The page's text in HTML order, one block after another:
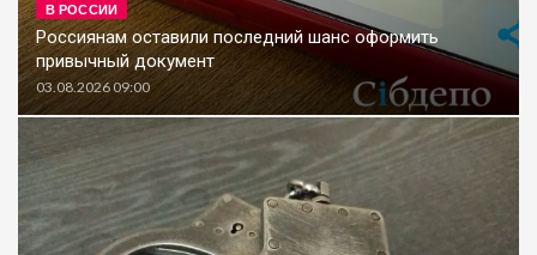
В РОССИИ
Россиянам оставили последний шанс оформить
привычный документ
03.08.2026 09:00